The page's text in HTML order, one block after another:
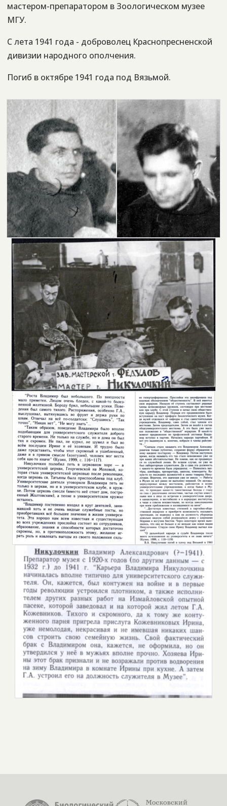
мастером-препаратором в Зоологическом музее
МГУ.
С лета 1941 года - доброволец Краснопресненской
дивизии народного ополчения.
Погиб в октябре 1941 года под Вязьмой.